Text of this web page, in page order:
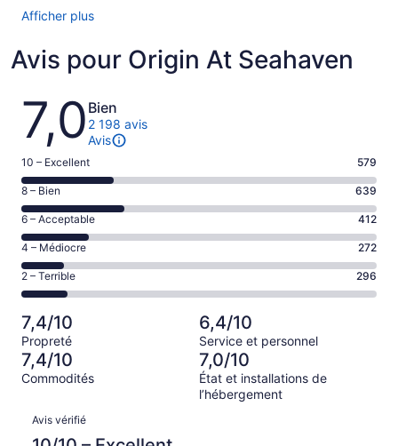
Afficher plus
Avis pour Origin At Seahaven
Avis
7,0 Bien
2 198 avis
Avis
Note
de 10
–
Excellent,
d’après
579 avis
sur 2198.
10 – Excellent 579
Note
de 8
–
Bien,
d’après
639 avis
sur 2198.
8 – Bien 639
Note
de 6
–
Acceptable,
d’après
sur 2198.
6 – Acceptable 412
Note
de 4
–
Médiocre,
d’après
272 avis
sur 2198.
4 – Médiocre 272
Note
de 2
–
Terrible,
d’après
296 avis
sur 2198.
2 – Terrible 296
7,4/10
Propreté
6,4/10
Service et personnel
7,4/10
Commodités
7,0/10
État et installations de
l’hébergement
Avis
Avis vérifié